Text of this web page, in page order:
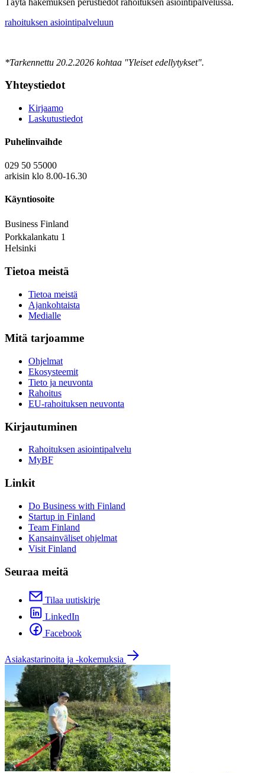
rahoituksen asiointipalveluun
*Tarkennettu 20.2.2026 kohtaa "Yleiset edellytykset".
Yhteystiedot
Kirjaamo
Laskutustiedot
Puhelinvaihde
029 50 55000
arkisin klo 8.00-16.30
Käyntiosoite
Business Finland
Porkkalankatu 1
Helsinki
Tietoa meistä
Tietoa meistä
Ajankohtaista
Medialle
Mitä tarjoamme
Ohjelmat
Ekosysteemit
Tieto ja neuvonta
Rahoitus
EU-rahoituksen neuvonta
Kirjautuminen
Rahoituksen asiointipalvelu
MyBF
Linkit
Do Business with Finland
Startup in Finland
Team Finland
Kansainväliset ohjelmat
Visit Finland
Seuraa meitä
Tilaa uutiskirje
LinkedIn
Facebook
Asiakastarinoita ja -kokemuksia